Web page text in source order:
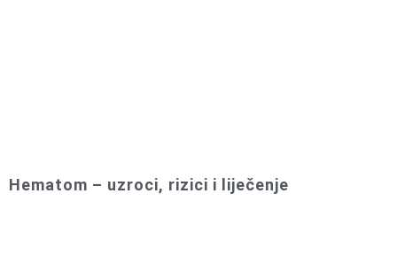
Hematom – uzroci, rizici i liječenje